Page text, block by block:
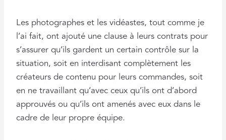
Les photographes et les vidéastes, tout comme je
l’ai fait, ont ajouté une clause à leurs contrats pour
s’assurer qu’ils gardent un certain contrôle sur la
situation, soit en interdisant complètement les
créateurs de contenu pour leurs commandes, soit
en ne travaillant qu’avec ceux qu’ils ont d’abord
approuvés ou qu’ils ont amenés avec eux dans le
cadre de leur propre équipe.